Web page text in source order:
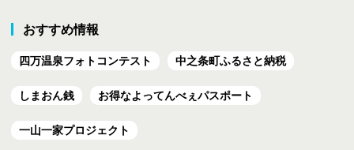
おすすめ情報
四万温泉フォトコンテスト 中之条町ふるさと納税
しまおん銭 お得なよってんべぇパスポート
一山一家プロジェクト